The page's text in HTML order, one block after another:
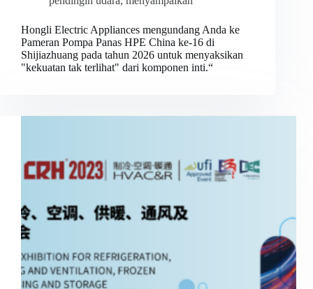
Hongli Electric Appliances mengundang Anda ke
Pameran Pompa Panas HPE China ke-16 di
Shijiazhuang pada tahun 2026 untuk menyaksikan
"kekuatan tak terlihat" dari komponen inti.“